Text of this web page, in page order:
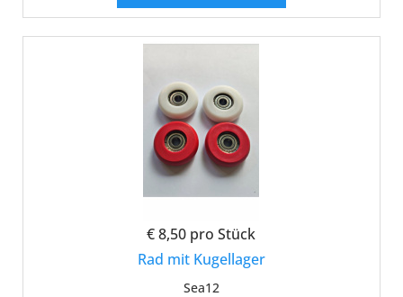
€ 8,50 pro Stück
Rad mit Kugellager
Sea12